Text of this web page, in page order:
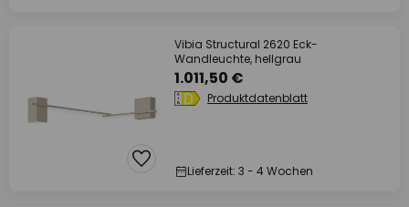
Vibia Structural 2620 Eck-
Wandleuchte, hellgrau
1.011,50 €
Produktdatenblatt
Lieferzeit: 3 - 4 Wochen